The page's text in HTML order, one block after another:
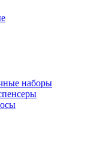
наборы